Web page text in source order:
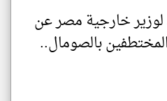
خارجية مصر عن
بالصومال..